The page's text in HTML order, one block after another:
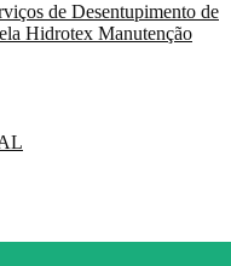
de Desentupimento de
Hidrotex Manutenção